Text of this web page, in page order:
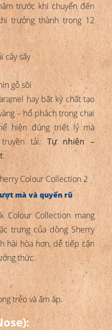
trước khi chuyển đến
trưởng thành trong 12
cây sấy
gỗ sồi
hay bất kỳ chất tạo
– hổ phách trong chai
hiện đúng triết lý mà
truyền tải:Tự nhiên –
.
mà và quyến rũ
Colour Collection mang
trưng của dòng Sherry
hài hòa hơn, dễ tiếp cận
thức.
trẻo và ấm áp.